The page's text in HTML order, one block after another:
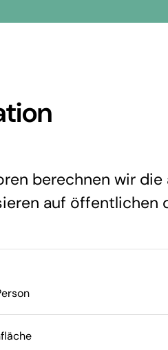
berechnen wir
auf öffentlichen